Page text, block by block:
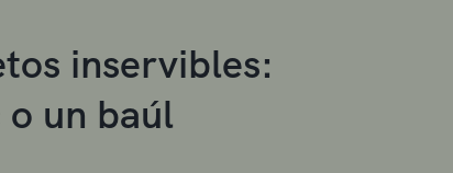
inservibles:
un baúl